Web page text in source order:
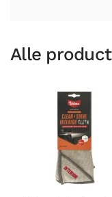
Alle